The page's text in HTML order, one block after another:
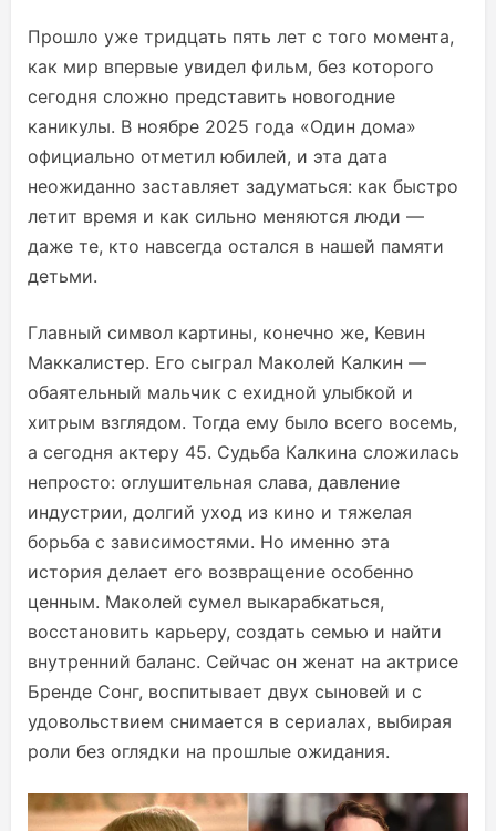
Прошло уже тридцать пять лет с того момента,
как мир впервые увидел фильм, без которого
сегодня сложно представить новогодние
каникулы. В ноябре 2025 года «Один дома»
официально отметил юбилей, и эта дата
неожиданно заставляет задуматься: как быстро
летит время и как сильно меняются люди —
даже те, кто навсегда остался в нашей памяти
детьми.
Главный символ картины, конечно же, Кевин
Маккалистер. Его сыграл Маколей Калкин —
обаятельный мальчик с ехидной улыбкой и
хитрым взглядом. Тогда ему было всего восемь,
а сегодня актеру 45. Судьба Калкина сложилась
непросто: оглушительная слава, давление
индустрии, долгий уход из кино и тяжелая
борьба с зависимостями. Но именно эта
история делает его возвращение особенно
ценным. Маколей сумел выкарабкаться,
восстановить карьеру, создать семью и найти
внутренний баланс. Сейчас он женат на актрисе
Бренде Сонг, воспитывает двух сыновей и с
удовольствием снимается в сериалах, выбирая
роли без оглядки на прошлые ожидания.